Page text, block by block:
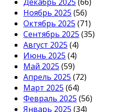
Ноябрь 2025 (56)
Октябрь 2025 (71)
Сентябрь 2025 (35)
Август 2025 (4)
Июнь 2025 (4)
Май 2025 (59)
Апрель 2025 (72)
Март 2025 (64)
Февраль 2025 (56)
Январь 2025 (34)